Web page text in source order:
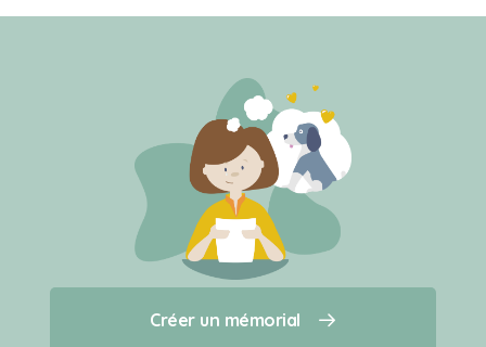
Créer un mémorial
Qui sommes-nous ?
Créer un mémorial